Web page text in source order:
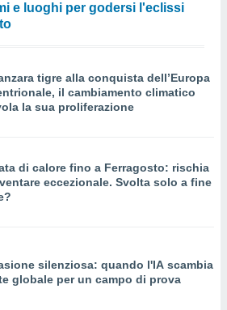
e luoghi per godersi l'eclissi
tigre alla conquista dell’Europa
il cambiamento climatico
la sua proliferazione
di calore fino a Ferragosto: rischia
eccezionale. Svolta solo a fine
silenziosa: quando l'IA scambia
globale per un campo di prova